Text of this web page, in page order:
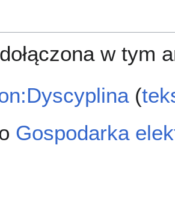
w tym
(
Gospodarka